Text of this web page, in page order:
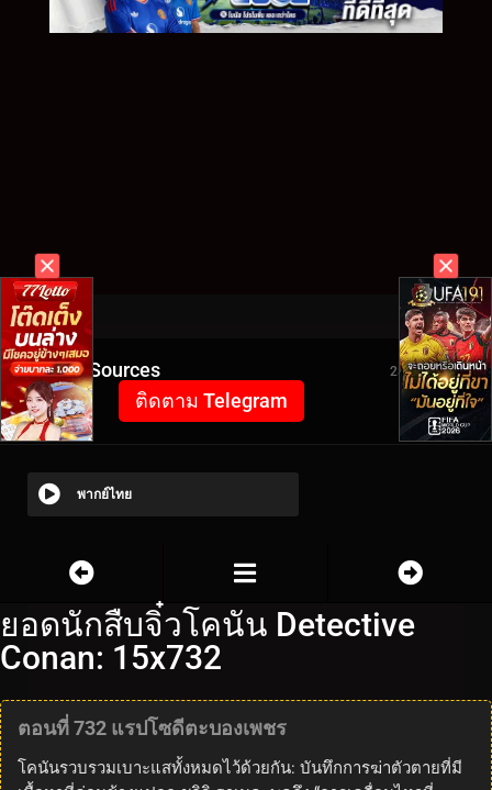
Video Sources 2856 Views
ติดตาม Telegram
พากย์ไทย
ยอดนักสืบจิ๋วโคนัน Detective
Conan: 15x732
ตอนที่ 732 แรปโซดีตะบองเพชร
โคนันรวบรวมเบาะแสทั้งหมดไว้ด้วยกัน: บันทึกการฆ่าตัวตายที่มี